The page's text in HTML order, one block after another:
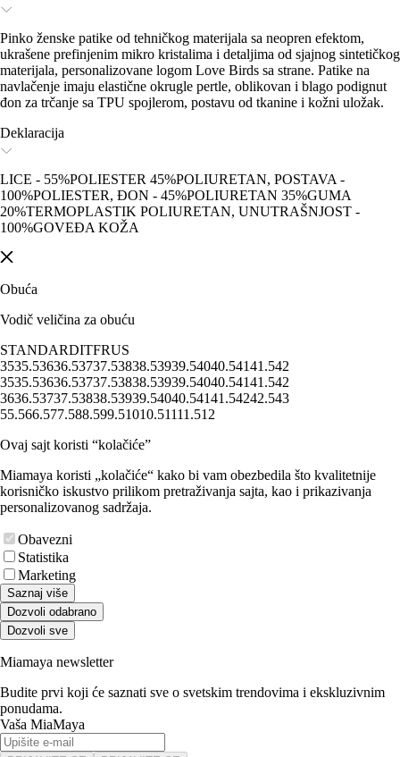
Pinko ženske patike od tehničkog materijala sa neopren efektom,
ukrašene prefinjenim mikro kristalima i detaljima od sjajnog sintetičkog
materijala, personalizovane logom Love Birds sa strane. Patike na
navlačenje imaju elastične okrugle pertle, oblikovan i blago podignut
đon za trčanje sa TPU spojlerom, postavu od tkanine i kožni uložak.
Deklaracija
LICE - 55%POLIESTER 45%POLIURETAN, POSTAVA -
100%POLIESTER, ĐON - 45%POLIURETAN 35%GUMA
20%TERMOPLASTIK POLIURETAN, UNUTRAŠNJOST -
100%GOVEĐA KOŽA
Obuća
Vodič veličina za obuću
STANDARDITFRUS
3535.53636.53737.53838.53939.54040.54141.542
3535.53636.53737.53838.53939.54040.54141.542
3636.53737.53838.53939.54040.54141.54242.543
55.566.577.588.599.51010.51111.512
Ovaj sajt koristi “kolačiće”
Miamaya koristi „kolačiće“ kako bi vam obezbedila što kvalitetnije
korisničko iskustvo prilikom pretraživanja sajta, kao i prikazivanja
personalizovanog sadržaja.
Obavezni
Statistika
Marketing
Saznaj više
Dozvoli odabrano
Dozvoli sve
Miamaya newsletter
Budite prvi koji će saznati sve o svetskim trendovima i ekskluzivnim
ponudama.
Vaša MiaMaya